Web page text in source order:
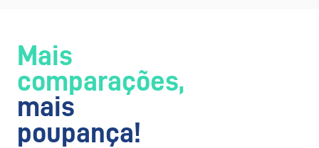
Mais
comparações,
mais
poupança!